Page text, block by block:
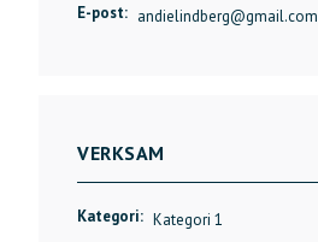
E-post: andielindberg@gmail.com
VERKSAM
Kategori: Kategori 1